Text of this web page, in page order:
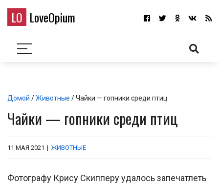
LO LoveOpium
Домой /Животные / Чайки — гопники среди птиц
Чайки — гопники среди птиц
11 МАЯ 2021 | ЖИВОТНЫЕ
Фотографу Крису Скипперу удалось запечатлеть